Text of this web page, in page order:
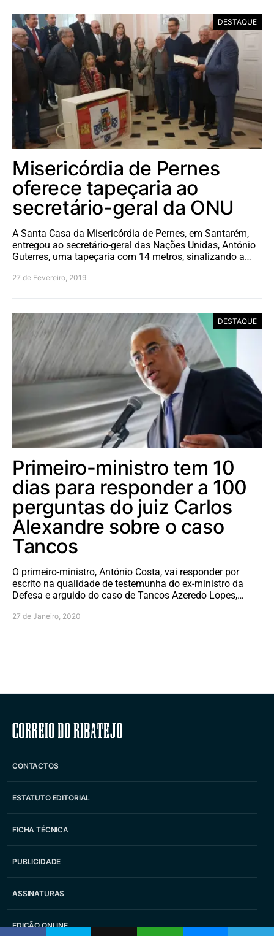
DESTAQUE
Misericórdia de Pernes
oferece tapeçaria ao
secretário-geral da ONU
A Santa Casa da Misericórdia de Pernes, em Santarém,
entregou ao secretário-geral das Nações Unidas, António
Guterres, uma tapeçaria com 14 metros, sinalizando a…
27 de Fevereiro, 2019
DESTAQUE
Primeiro-ministro tem 10
dias para responder a 100
perguntas do juiz Carlos
Alexandre sobre o caso
Tancos
O primeiro-ministro, António Costa, vai responder por
escrito na qualidade de testemunha do ex-ministro da
Defesa e arguido do caso de Tancos Azeredo Lopes,…
27 de Janeiro, 2020
Correio do Ribatejo
CONTACTOS
ESTATUTO EDITORIAL
FICHA TÉCNICA
PUBLICIDADE
ASSINATURAS
EDIÇÃO ONLINE